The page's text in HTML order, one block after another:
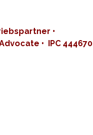
•
• IPC 444670